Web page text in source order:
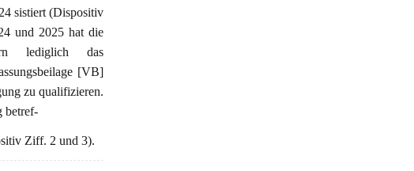
sistiert (Dispositiv
und 2025 hat die
lediglich das
[VB]
zu qualifizieren.
betref-
Ziff. 2 und 3).